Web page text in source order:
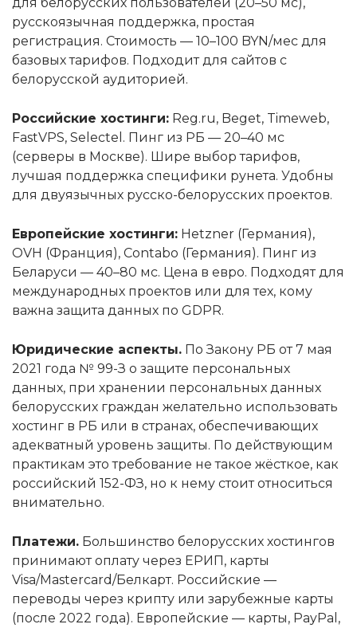
русскоязычная поддержка, простая
регистрация. Стоимость — 10–100 BYN/мес для
базовых тарифов. Подходит для сайтов с
белорусской аудиторией.
Российские хостинги: Reg.ru, Beget, Timeweb,
FastVPS, Selectel. Пинг из РБ — 20–40 мс
(серверы в Москве). Шире выбор тарифов,
лучшая поддержка специфики рунета. Удобны
для двуязычных русско-белорусских проектов.
Европейские хостинги: Hetzner (Германия),
OVH (Франция), Contabo (Германия). Пинг из
Беларуси — 40–80 мс. Цена в евро. Подходят для
международных проектов или для тех, кому
важна защита данных по GDPR.
Юридические аспекты. По Закону РБ от 7 мая
2021 года № 99-З о защите персональных
данных, при хранении персональных данных
белорусских граждан желательно использовать
хостинг в РБ или в странах, обеспечивающих
адекватный уровень защиты. По действующим
практикам это требование не такое жёсткое, как
российский 152-ФЗ, но к нему стоит относиться
внимательно.
Платежи. Большинство белорусских хостингов
принимают оплату через ЕРИП, карты
Visa/Mastercard/Белкарт. Российские —
переводы через крипту или зарубежные карты
(после 2022 года). Европейские — карты, PayPal,